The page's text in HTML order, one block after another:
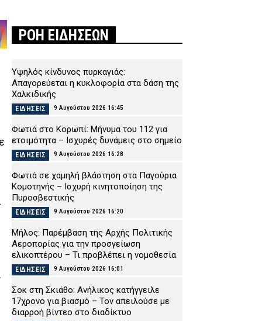
ΡΟΗ ΕΙΔΗΣΕΩΝ
Υψηλός κίνδυνος πυρκαγιάς:
Απαγορεύεται η κυκλοφορία στα δάση της
Χαλκιδικής
ΕΙΔΗΣΕΙΣ 9 Αυγούστου 2026 16:45
Φωτιά στο Κορωπί: Μήνυμα του 112 για
ετοιμότητα – Ισχυρές δυνάμεις στο σημείο
ΕΙΔΗΣΕΙΣ 9 Αυγούστου 2026 16:28
Φωτιά σε χαμηλή βλάστηση στα Παγούρια
Κομοτηνής – Ισχυρή κινητοποίηση της
Πυροσβεστικής
ΕΙΔΗΣΕΙΣ 9 Αυγούστου 2026 16:20
Μήλος: Παρέμβαση της Αρχής Πολιτικής
Αεροπορίας για την προσγείωση
ελικοπτέρου – Τι προβλέπει η νομοθεσία
ΕΙΔΗΣΕΙΣ 9 Αυγούστου 2026 16:01
Σοκ στη Σκιάθο: Ανήλικος κατήγγειλε
17χρονο για βιασμό – Τον απειλούσε με
διαρροή βίντεο στο διαδίκτυο